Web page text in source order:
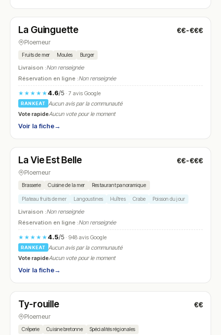
N° 20
La Guinguette €€-€€€
Ploemeur
Fruits de mer Moules Burger
Livraison :Non renseignée
Réservation en ligne :Non renseignée
★★★★★4.6/5· 7 avis Google
RANKEAT
Aucun avis par la communauté
Vote rapideAucun vote pour le moment
Voir la fiche→
N° 21
La Vie Est Belle €€-€€€
Ploemeur
Brasserie Cuisine de la mer Restaurant panoramique
Plateau fruits de mer Langoustines Huîtres Crabe Poisson du jour
Livraison :Non renseignée
Réservation en ligne :Non renseignée
★★★★★4.5/5· 948 avis Google
RANKEAT
Aucun avis par la communauté
Vote rapideAucun vote pour le moment
Voir la fiche→
N° 22
Ty-rouille €€
Ploemeur
Crêperie Cuisine bretonne Spécialités régionales